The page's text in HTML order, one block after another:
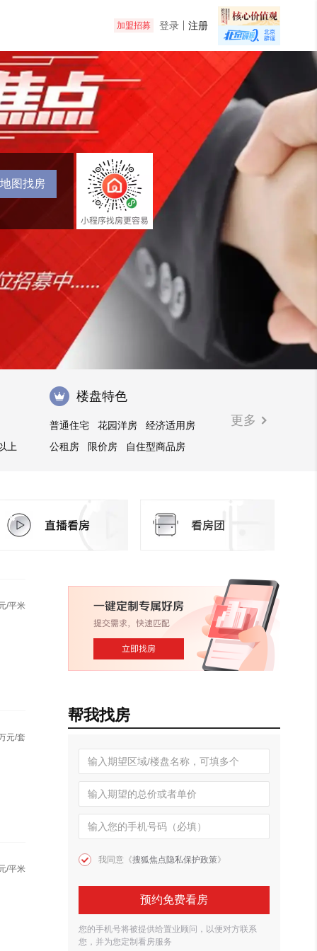
加盟招募 登录 注册
地图找房
上
楼盘特色
普通住宅 花园洋房
经济适用房
公租房
限价房
自住型商品房
更多
/平米
元/套
/平米
帮我找房
我同意《搜狐焦点隐私保护政策》
预约免费看房
您的手机号将被提供给置业顾问，以便对方联系
您，并为您定制看房服务